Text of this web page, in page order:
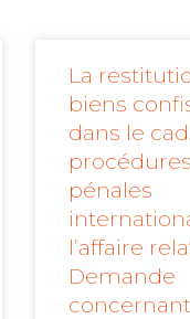
La
biens
dans le
procédures
pénales
l’affaire
Demande